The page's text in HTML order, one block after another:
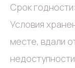
Срок
Условия
месте, вдали